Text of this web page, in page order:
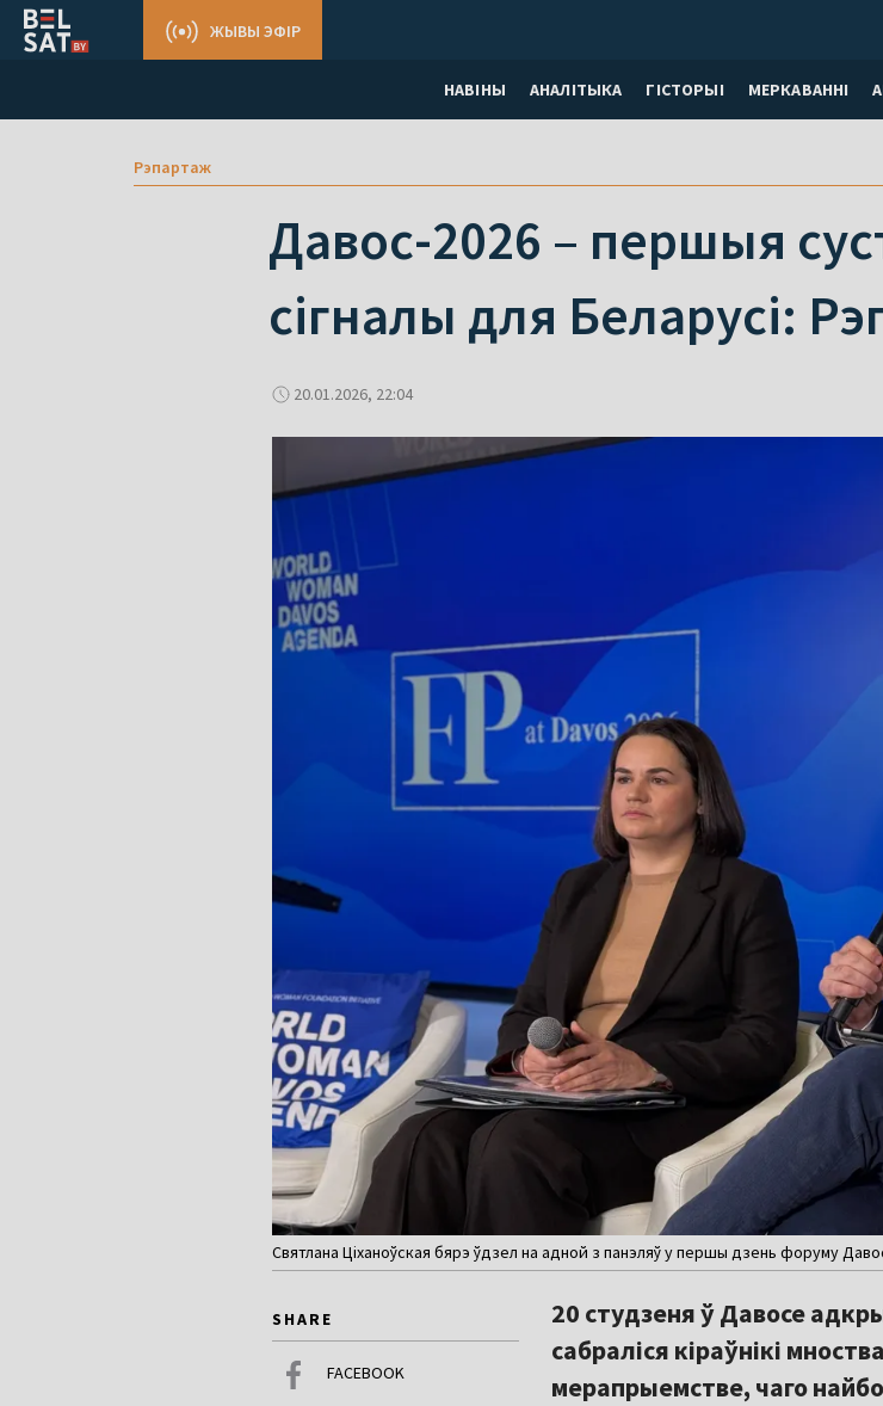
НАВІНЫ АНАЛІТЫКА ГІСТОРЫІ МЕРКАВАННI
ЖЫВЫ ЭФІР
Рэпартаж
Давос-2026 – першыя
сігналы для Беларусі:
20.01.2026, 22:04
Святлана Ціханоўская бярэ ўдзел на адной з панэляў у першы дзень форуму
SHARE
FACEBOOK
20 студзеня ў Давосе
сабраліся кіраўнікі
мерапрыемстве, чаго